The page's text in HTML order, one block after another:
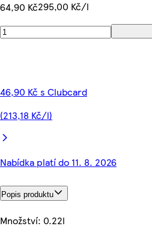
64,90 Kč295,00 Kč/l
46,90 Kč s Clubcard
(213,18 Kč/l)
Nabídka platí do 11. 8. 2026
Popis produktu
Množství: 0.22l